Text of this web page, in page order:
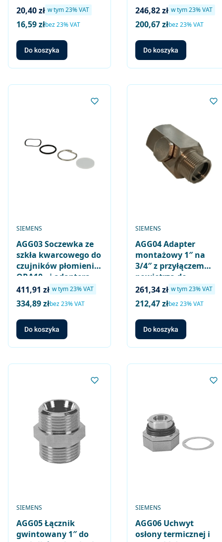
Cena brutto
20,40 zł w tym %s VAT
w tym23%VAT
Cena netto
16,59 złbez 23% VAT
Do koszyka
adaptera AGG16.C
Cena brutto
246,82 zł w tym %s VAT
w tym23%VAT
Cena netto
200,67 złbez 23% VAT
Do koszyka
AGG03 Soczewka ze
szkła kwarcowego do
czujników płomienia
QRA10.. i adaptera
AGG16.C
PRODUCENT
SIEMENS
Cena brutto
411,91 zł w tym %s VAT
w tym23%VAT
Cena netto
334,89 złbez 23% VAT
Do koszyka
AGG04 Adapter
montażowy 1″ na
3/4″ z przyłączem
powietrza do
czujnika płomienia
QRA4..
PRODUCENT
SIEMENS
Cena brutto
261,34 zł w tym %s VAT
w tym23%VAT
Cena netto
212,47 złbez 23% VAT
Do koszyka
AGG05 Łącznik
gwintowany 1″ do
PRODUCENT
SIEMENS
AGG06 Uchwyt
osłony termicznej i
PRODUCENT
SIEMENS